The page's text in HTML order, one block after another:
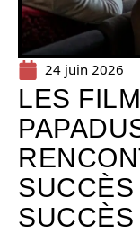
24 juin 2026
LES